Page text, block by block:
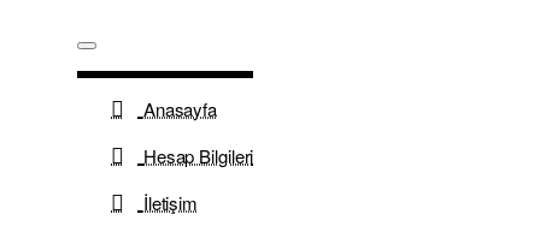
Anasayfa
Hesap Bilgileri
İletişim